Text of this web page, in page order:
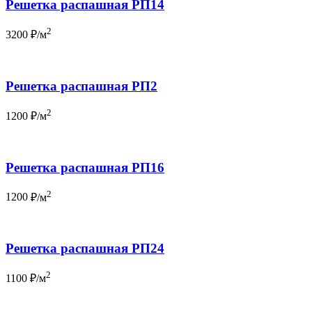
Решетка распашная РП14
3200 ₽/м2
Решетка распашная РП2
1200 ₽/м2
Решетка распашная РП16
1200 ₽/м2
Решетка распашная РП24
1100 ₽/м2